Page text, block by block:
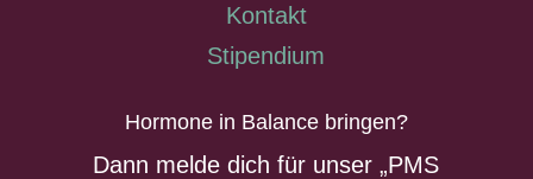
Kontakt
Stipendium
Hormone in Balance bringen?
Dann melde dich für unser „PMS